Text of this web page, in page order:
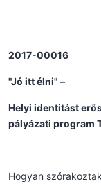
2017-00016
"Jó itt élni" –
Helyi identitást
pályázati program
Hogyan